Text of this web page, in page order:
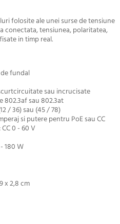
folosite ale unei surse de tensiune
conectata, tensiunea, polaritatea,
in timp real.
fundal
sau incrucisate
802.3af sau 802.3at
/ 36) sau (45 / 78)
si putere pentru PoE sau CC
0 - 60 V
180 W
x 2,8 cm